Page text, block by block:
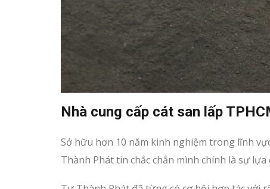
Nhà cung cấp cát san lấp
Sở hữu hơn 10 năm kinh nghiệm trong lĩnh
Thành Phát tin chắc chắn mình chính là sự